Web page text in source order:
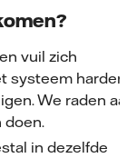
vuil zich
systeem harder
We raden
doen.
in dezelfde